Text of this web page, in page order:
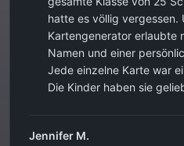
hatte es völlig vergessen.
Kartengenerator erlaubte
Namen und einer
Jede einzelne Karte war
Die Kinder haben sie
Jennifer M.